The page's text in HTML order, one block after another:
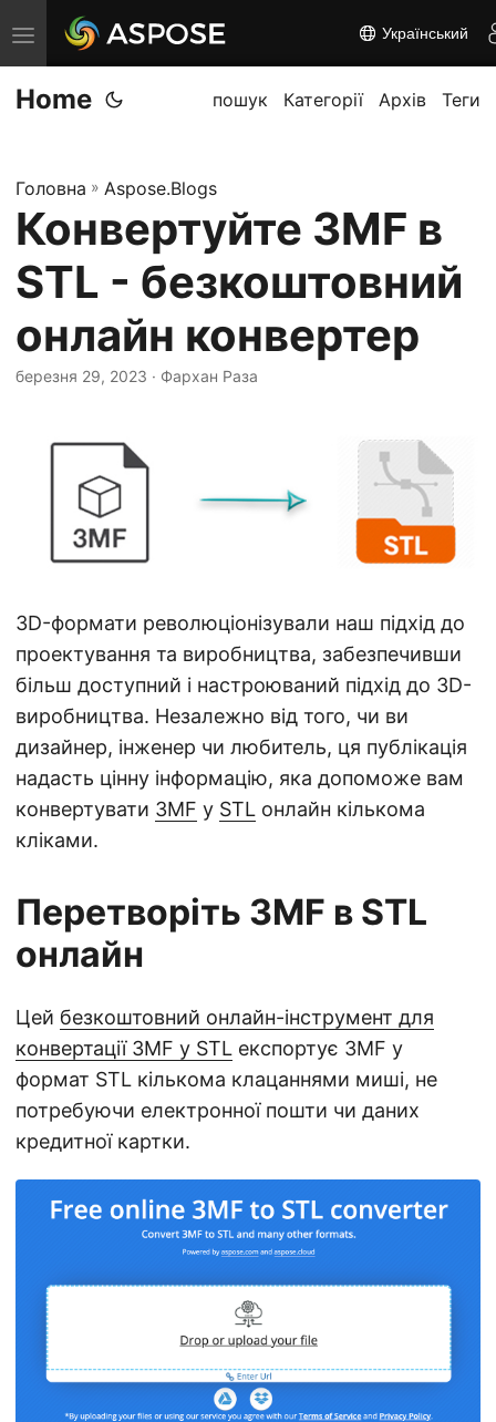
П
е
р
к
н
т
н
а
Український
Home пошук Категорії Архів Теги
Головна » Aspose.Blogs
Конвертуйте 3MF в
STL - безкоштовний
онлайн конвертер
березня 29, 2023 · Фархан Раза
3D-формати революціонізували наш підхід до
проектування та виробництва, забезпечивши
більш доступний і настроюваний підхід до 3D-
виробництва. Незалежно від того, чи ви
дизайнер, інженер чи любитель, ця публікація
надасть цінну інформацію, яка допоможе вам
конвертувати 3MF у STL онлайн кількома
кліками.
Перетворіть 3MF в STL
онлайн
Цей безкоштовний онлайн-інструмент для
конвертації 3MF у STL експортує 3MF у
формат STL кількома клацаннями миші, не
потребуючи електронної пошти чи даних
кредитної картки.